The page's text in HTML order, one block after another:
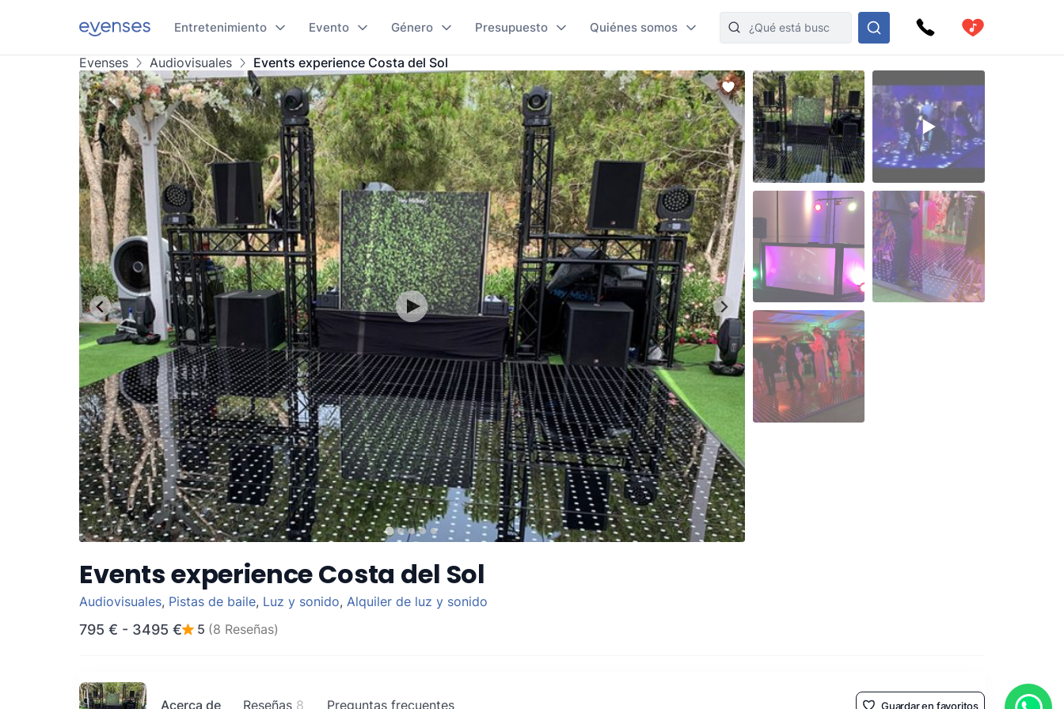
Entretenimiento Evento Género Presupuesto Quiénes somos
Evenses Audiovisuales Events experience Costa del Sol
Events experience Costa del Sol
Audiovisuales, Pistas de baile, Luz y sonido, Alquiler de luz y sonido
795 € - 3495 € 5 (8 Reseñas)
Acerca de Reseñas 8 Preguntas frecuentes Guardar en favoritos